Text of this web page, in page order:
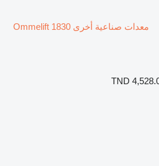
معدات صناعية أخرى Ommelift 1830